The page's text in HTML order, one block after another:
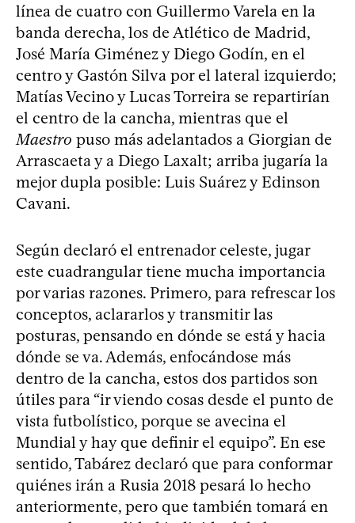
línea de cuatro con Guillermo Varela en la
banda derecha, los de Atlético de Madrid,
José María Giménez y Diego Godín, en el
centro y Gastón Silva por el lateral izquierdo;
Matías Vecino y Lucas Torreira se repartirían
el centro de la cancha, mientras que el
Maestro puso más adelantados a Giorgian de
Arrascaeta y a Diego Laxalt; arriba jugaría la
mejor dupla posible: Luis Suárez y Edinson
Cavani.
Según declaró el entrenador celeste, jugar
este cuadrangular tiene mucha importancia
por varias razones. Primero, para refrescar los
conceptos, aclararlos y transmitir las
posturas, pensando en dónde se está y hacia
dónde se va. Además, enfocándose más
dentro de la cancha, estos dos partidos son
útiles para “ir viendo cosas desde el punto de
vista futbolístico, porque se avecina el
Mundial y hay que definir el equipo”. En ese
sentido, Tabárez declaró que para conformar
quiénes irán a Rusia 2018 pesará lo hecho
anteriormente, pero que también tomará en